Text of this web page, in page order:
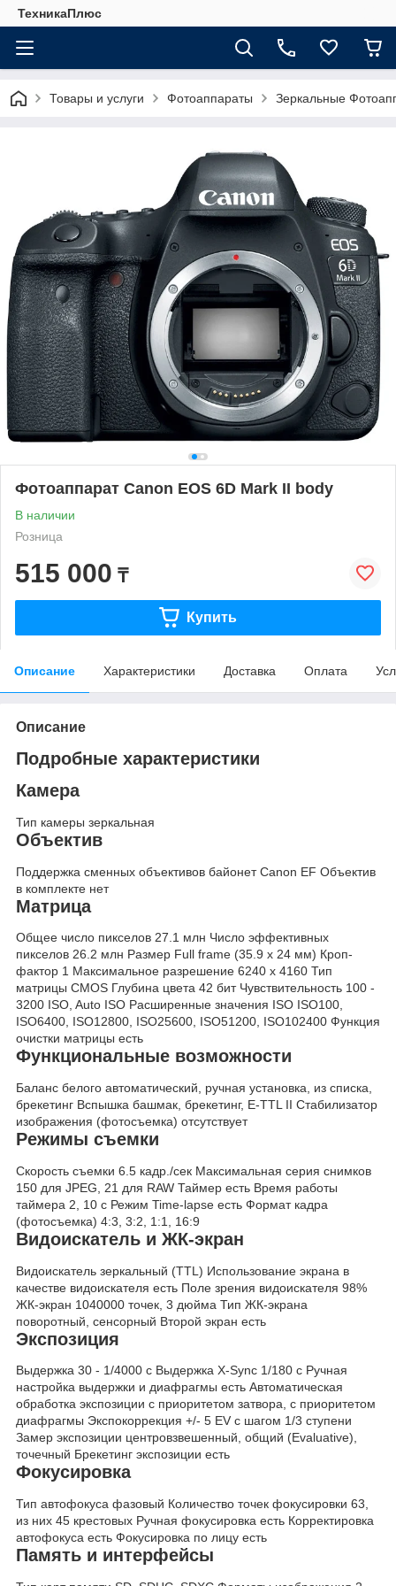
ТехникаПлюс
Товары и услуги Фотоаппараты Зеркальные
Фотоаппарат Canon EOS 6D Mark II body
В наличии
Розница
515 000 ₸
Купить
Описание Характеристики Доставка Оплата
Описание
Подробные характеристики
Камера
Тип камеры зеркальная
Объектив
Поддержка сменных объективов байонет Canon EF Объектив
в комплекте нет
Матрица
Общее число пикселов 27.1 млн Число эффективных
пикселов 26.2 млн Размер Full frame (35.9 x 24 мм) Кроп-
фактор 1 Максимальное разрешение 6240 x 4160 Тип
матрицы CMOS Глубина цвета 42 бит Чувствительность 100 -
3200 ISO, Auto ISO Расширенные значения ISO ISO100,
ISO6400, ISO12800, ISO25600, ISO51200, ISO102400 Функция
очистки матрицы есть
Функциональные возможности
Баланс белого автоматический, ручная установка, из списка,
брекетинг Вспышка башмак, брекетинг, E-TTL II Стабилизатор
изображения (фотосъемка) отсутствует
Режимы съемки
Скорость съемки 6.5 кадр./сек Максимальная серия снимков
150 для JPEG, 21 для RAW Таймер есть Время работы
таймера 2, 10 c Режим Time-lapse есть Формат кадра
(фотосъемка) 4:3, 3:2, 1:1, 16:9
Видоискатель и ЖК-экран
Видоискатель зеркальный (TTL) Использование экрана в
качестве видоискателя есть Поле зрения видоискателя 98%
ЖК-экран 1040000 точек, 3 дюйма Тип ЖК-экрана
поворотный, сенсорный Второй экран есть
Экспозиция
Выдержка 30 - 1/4000 с Выдержка X-Sync 1/180 c Ручная
настройка выдержки и диафрагмы есть Автоматическая
обработка экспозиции с приоритетом затвора, с приоритетом
диафрагмы Экспокоррекция +/- 5 EV с шагом 1/3 ступени
Замер экспозиции центровзвешенный, общий (Evaluative),
точечный Брекетинг экспозиции есть
Фокусировка
Тип автофокуса фазовый Количество точек фокусировки 63,
из них 45 крестовых Ручная фокусировка есть Корректировка
автофокуса есть Фокусировка по лицу есть
Память и интерфейсы